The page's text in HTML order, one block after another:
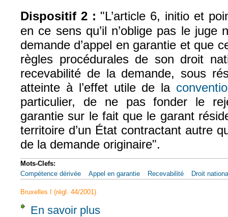
Dispositif 2 : "L’article 6, initio et
en ce sens qu’il n’oblige pas le juge
demande d’appel en garantie et que
règles procédurales de son droit
recevabilité de la demande, sous
atteinte à l’effet utile de la
particulier, de ne pas fonder le
garantie sur le fait que le garant
territoire d’un État contractant autre
de la demande originaire".
Mots-Clefs:
Compétence dérivée
Appel en garantie Recevabilité Droit
Bruxelles I (règl. 44/2001)
En savoir plus